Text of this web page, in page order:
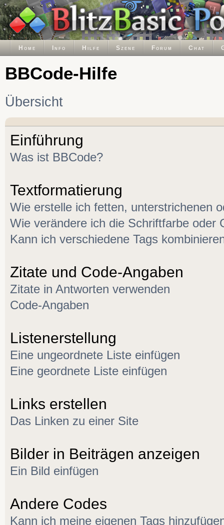
Home Info Hilfe Szene Forum Chat
BBCode-Hilfe
Übersicht
Einführung
Was ist BBCode?
Textformatierung
Wie erstelle ich fetten, unterstrichenen
Wie verändere ich die Schriftfarbe oder
Kann ich verschiedene Tags
Zitate und Code-Angaben
Zitate in Antworten verwenden
Code-Angaben
Listenerstellung
Eine ungeordnete Liste einfügen
Eine geordnete Liste einfügen
Links erstellen
Das Linken zu einer Site
Bilder in Beiträgen anzeigen
Ein Bild einfügen
Andere Codes
Kann ich meine eigenen Tags